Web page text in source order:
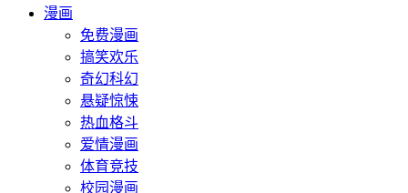
漫画
免费漫画
搞笑欢乐
奇幻科幻
悬疑惊悚
热血格斗
爱情漫画
体育竞技
校园漫画